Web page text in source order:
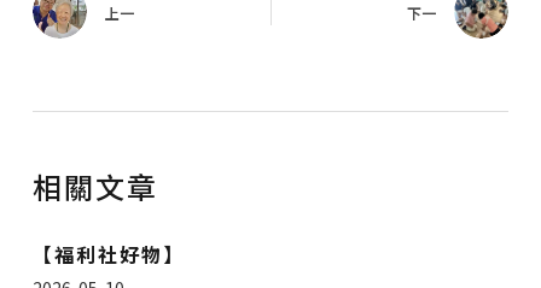
上一 下一
相關文章
【福利社好物】